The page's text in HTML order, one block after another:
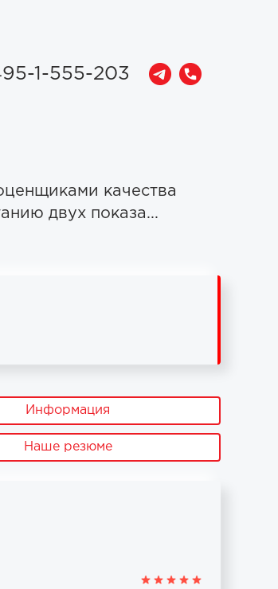
1-555-203
качества
двух показа...
Информация
Наше резюме